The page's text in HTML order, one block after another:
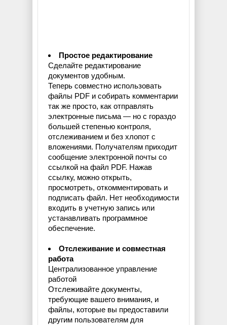
Простое редактирование
Сделайте редактирование
документов удобным.
Теперь совместно использовать
файлы PDF и собирать комментарии
так же просто, как отправлять
электронные письма — но с гораздо
большей степенью контроля,
отслеживанием и без хлопот с
вложениями. Получателям приходит
сообщение электронной почты со
ссылкой на файл PDF. Нажав
ссылку, можно открыть,
просмотреть, откомментировать и
подписать файл. Нет необходимости
входить в учетную запись или
устанавливать программное
обеспечение.
Отслеживание и совместная
работа
Централизованное управление
работой
Отслеживайте документы,
требующие вашего внимания, и
файлы, которые вы предоставили
другим пользователям для